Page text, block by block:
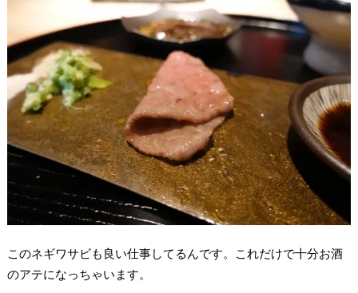
このネギワサビも良い仕事してるんです。これだけで十分お酒
のアテになっちゃいます。